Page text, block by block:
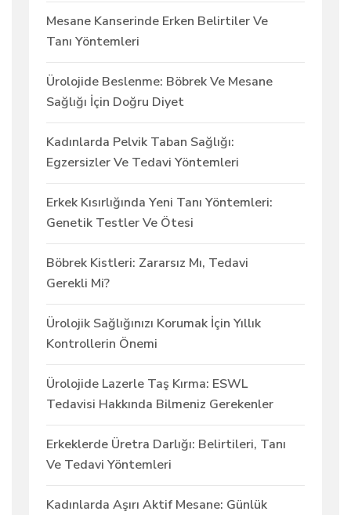
Mesane Kanserinde Erken Belirtiler Ve
Tanı Yöntemleri
Ürolojide Beslenme: Böbrek Ve Mesane
Sağlığı İçin Doğru Diyet
Kadınlarda Pelvik Taban Sağlığı:
Egzersizler Ve Tedavi Yöntemleri
Erkek Kısırlığında Yeni Tanı Yöntemleri:
Genetik Testler Ve Ötesi
Böbrek Kistleri: Zararsız Mı, Tedavi
Gerekli Mi?
Ürolojik Sağlığınızı Korumak İçin Yıllık
Kontrollerin Önemi
Ürolojide Lazerle Taş Kırma: ESWL
Tedavisi Hakkında Bilmeniz Gerekenler
Erkeklerde Üretra Darlığı: Belirtileri, Tanı
Ve Tedavi Yöntemleri
Kadınlarda Aşırı Aktif Mesane: Günlük